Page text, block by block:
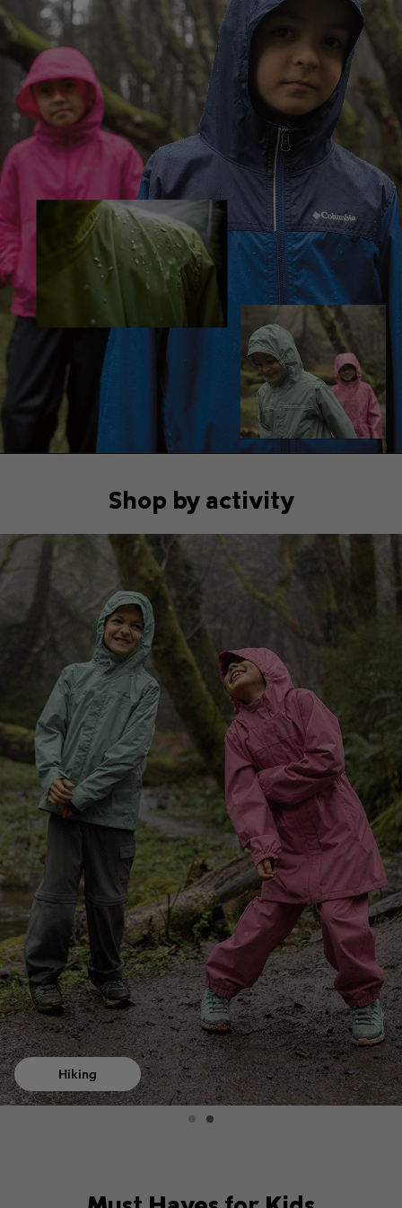
Shop by activity
Hiking collection
Hiking